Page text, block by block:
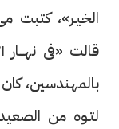
الخيـر»، كتبت
بالمهندسين،
لتـوه من